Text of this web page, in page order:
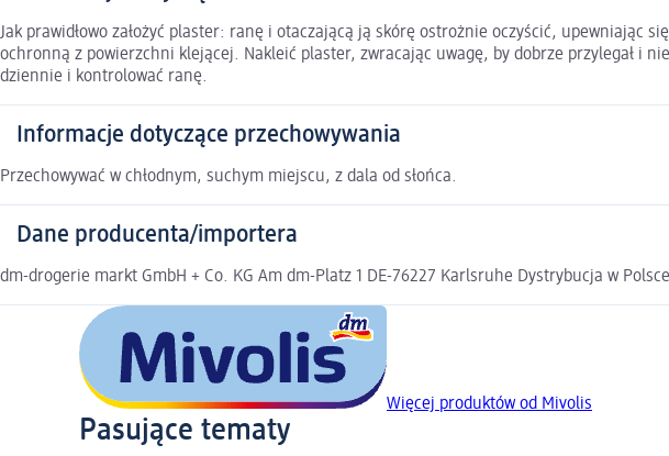
Jak prawidłowo założyć plaster: ranę i otaczającą ją skórę ostrożnie oczyścić, upewniając
ochronną z powierzchni klejącej. Nakleić plaster, zwracając uwagę, by dobrze przylegał i
dziennie i kontrolować ranę.
Informacje dotyczące przechowywania
Przechowywać w chłodnym, suchym miejscu, z dala od słońca.
Dane producenta/importera
dm-drogerie markt GmbH + Co. KG Am dm-Platz 1 DE-76227 Karlsruhe Dystrybucja w
Więcej produktów od Mivolis
Pasujące tematy